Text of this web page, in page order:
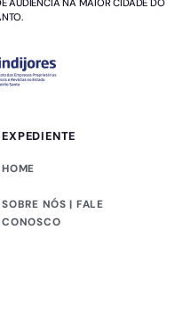
AUDIÊNCIA NA MAIOR CIDADE DO
EXPEDIENTE
HOME
SOBRE NÓS | FALE
CONOSCO